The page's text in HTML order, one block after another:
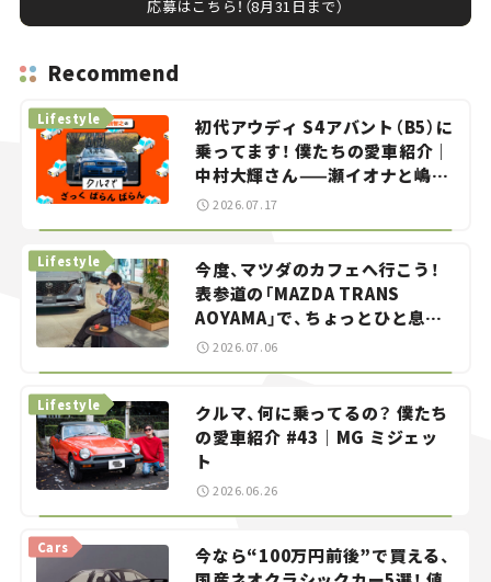
応募はこちら！（8月31日まで）
Recommend
初代アウディ S4アバント（B5）に
乗ってます！ 僕たちの愛車紹介｜
中村大輝さん——瀬イオナと嶋田
智之の「クルマでざっくばらんば
Lifestyle
2026.07.17
今度、マツダのカフェへ行こう！
表参道の「MAZDA TRANS
AOYAMA」で、ちょっとひと息。
——連載｜CCGとクルマでどうす
Lifestyle
2026.07.06
クルマ、何に乗ってるの？ 僕たち
の愛車紹介 #43｜MG ミジェッ
ト
Lifestyle
2026.06.26
今なら“100万円前後”で買える、
Cars